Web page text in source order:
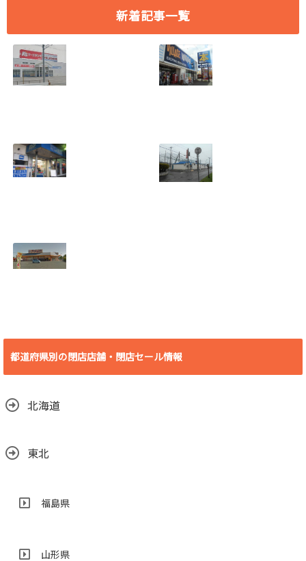
新着記事一覧
2018年7月29日
(日)をもって閉店
2018.07.19
ード刈谷店 2018年
9月17日(月)をもっ
て閉店
2018年7月29日
(日)をもって閉店
年6月30日(土)をも
って閉店
都道府県別の閉店店舗・閉店セール情報
北海道
東北
福島県
山形県